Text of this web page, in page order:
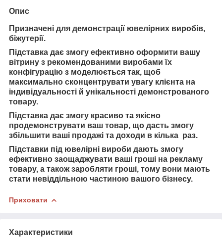
Опис
Призначені для демонстрації ювелірних виробів,
біжутерії.
Підставка дає змогу ефективно оформити вашу
вітрину з рекомендованими виробами їх
конфігурацію з моделюється так, щоб
максимально сконцентрувати увагу клієнта на
індивідуальності й унікальності демонстрованого
товару.
Підставка дає змогу красиво та якісно
продемонструвати ваш товар, що дасть змогу
збільшити ваші продажі та доходи в кілька раз.
Підставки під ювелірні вироби дають змогу
ефективно заощаджувати ваші гроші на рекламу
товару, а також заробляти гроші, тому вони мають
стати невіддільною частиною вашого бізнесу.
Приховати
Характеристики